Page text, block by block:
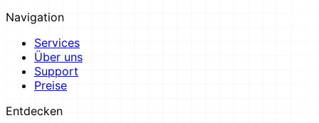
Navigation
Services
Über uns
Support
Preise
Entdecken